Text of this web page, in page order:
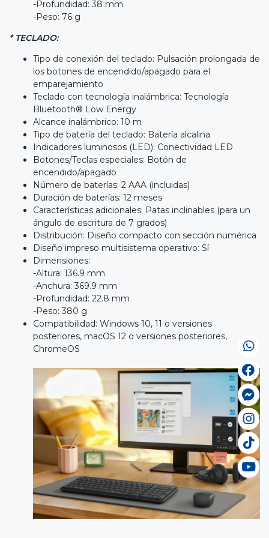
-Profundidad: 38 mm
-Peso: 76 g
* TECLADO:
Tipo de conexión del teclado: Pulsación prolongada de
los botones de encendido/apagado para el
emparejamiento
Teclado con tecnología inalámbrica: Tecnología
Bluetooth® Low Energy
Alcance inalámbrico: 10 m
Tipo de batería del teclado: Batería alcalina
Indicadores luminosos (LED): Conectividad LED
Botones/Teclas especiales: Botón de
encendido/apagado
Número de baterías: 2 AAA (incluidas)
Duración de baterías: 12 meses
Características adicionales: Patas inclinables (para un
ángulo de escritura de 7 grados)
Distribución: Diseño compacto con sección numérica
Diseño impreso multisistema operativo: Sí
Dimensiones:
-Altura: 136.9 mm
-Anchura: 369.9 mm
-Profundidad: 22.8 mm
-Peso: 380 g
Compatibilidad: Windows 10, 11 o versiones
posteriores, macOS 12 o versiones posteriores,
ChromeOS